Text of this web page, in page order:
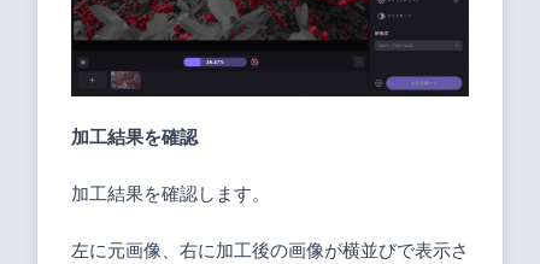
加工結果を確認
加工結果を確認します。
左に元画像、右に加工後の画像が横並びで表示さ